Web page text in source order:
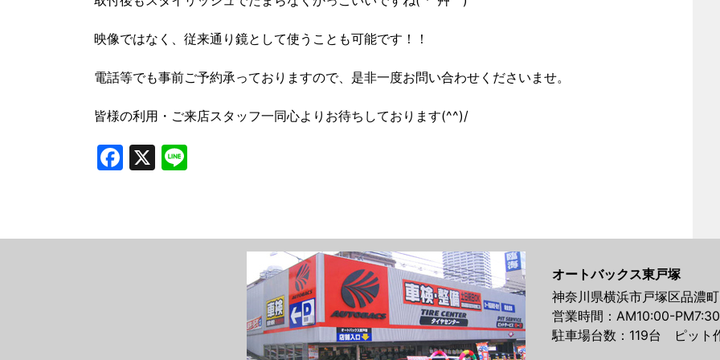
映像ではなく、従来通り鏡として使うことも可能です！！
電話等でも事前ご予約承っておりますので、是非一度お問い合わせくださいませ。
皆様の利用・ご来店スタッフ一同心よりお待ちしております(^^)/
Facebook
X
オートバックス東戸塚
神奈川県横浜市戸塚区品濃
営業時間：AM10:00-PM7:30
駐車場台数：119台 ピット